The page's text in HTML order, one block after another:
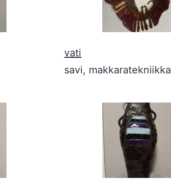
vati
savi, makkaratekniikka